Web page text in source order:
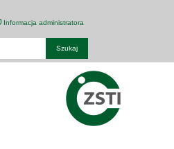
Informacja administratora